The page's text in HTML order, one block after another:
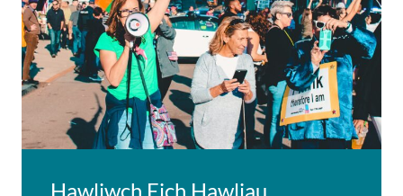
Hawliwch Eich Hawliau